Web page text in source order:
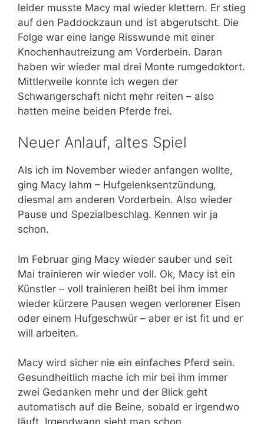
leider musste Macy mal wieder klettern. Er stieg
auf den Paddockzaun und ist abgerutscht. Die
Folge war eine lange Risswunde mit einer
Knochenhautreizung am Vorderbein. Daran
haben wir wieder mal drei Monte rumgedoktort.
Mittlerweile konnte ich wegen der
Schwangerschaft nicht mehr reiten – also
hatten meine beiden Pferde frei.
Neuer Anlauf, altes Spiel
Als ich im November wieder anfangen wollte,
ging Macy lahm – Hufgelenksentzündung,
diesmal am anderen Vorderbein. Also wieder
Pause und Spezialbeschlag. Kennen wir ja
schon.
Im Februar ging Macy wieder sauber und seit
Mai trainieren wir wieder voll. Ok, Macy ist ein
Künstler – voll trainieren heißt bei ihm immer
wieder kürzere Pausen wegen verlorener Eisen
oder einem Hufgeschwür – aber er ist fit und er
will arbeiten.
Macy wird sicher nie ein einfaches Pferd sein.
Gesundheitlich mache ich mir bei ihm immer
zwei Gedanken mehr und der Blick geht
automatisch auf die Beine, sobald er irgendwo